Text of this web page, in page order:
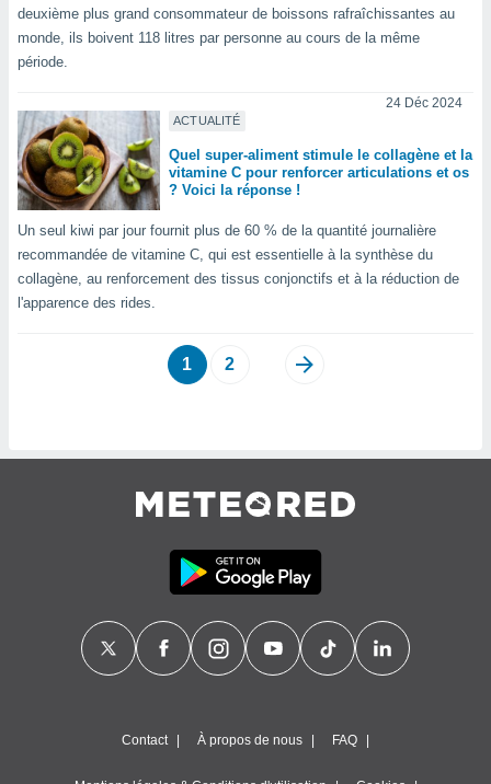
des
et du
études
et
1199
deuxième plus grand consommateur de boissons rafraîchissantes au
monde, ils boivent 118 litres par personne au cours de la même
période.
ACTUALITÉ
24 Déc 2024
Quel super-aliment stimule le collagène et la
vitamine C pour renforcer articulations et os
? Voici la réponse !
Un seul kiwi par jour fournit plus de 60 % de la quantité journalière
recommandée de vitamine C, qui est essentielle à la synthèse du
collagène, au renforcement des tissus conjonctifs et à la réduction de
l'apparence des rides.
1 2
Contact À propos de nous FAQ